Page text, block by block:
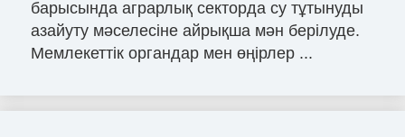
барысында аграрлық секторда су тұтынуды
азайуту мәселесіне айрықша мән берілуде.
Мемлекеттік органдар мен өңірлер ...